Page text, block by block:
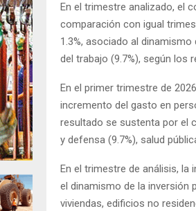
En el trimestre analizado, el
comparación con igual
1.3%, asociado al
del trabajo (9.7%), según los
En el primer trimestre de
incremento del gasto en
resultado se sustenta por el
y defensa (9.7%), salud
En el trimestre de análisis, la
el dinamismo de la inversión
viviendas, edificios no